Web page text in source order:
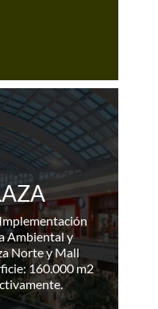
Ambiental y
Norte y Mall
160.000 m2